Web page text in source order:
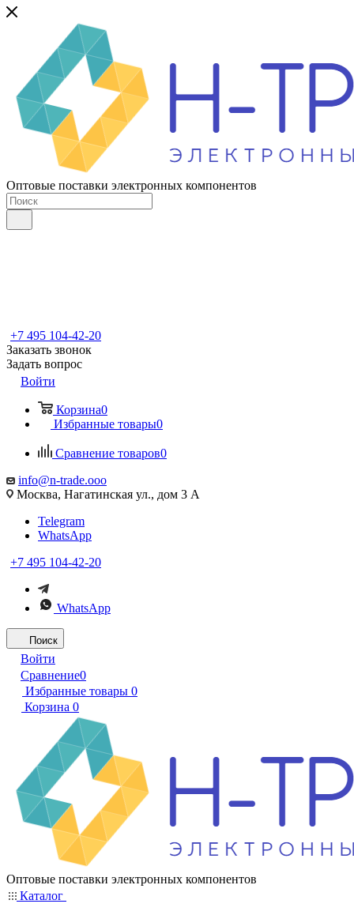
Оптовые поставки электронных компонентов
+7 495 104-42-20
Заказать звонок
Задать вопрос
Войти
Корзина0
Избранные товары0
Сравнение товаров0
info@n-trade.ooo
Москва, Нагатинская ул., дом 3 А
Telegram
WhatsApp
+7 495 104-42-20
WhatsApp
Поиск
Войти
Сравнение0
Избранные товары 0
Корзина 0
Оптовые поставки электронных компонентов
Каталог